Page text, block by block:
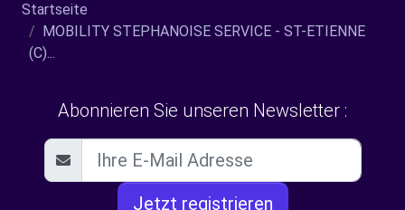
Startseite
MOBILITY STEPHANOISE SERVICE - ST-ETIENNE
(C)...
Abonnieren Sie unseren Newsletter :
Jetzt registrieren